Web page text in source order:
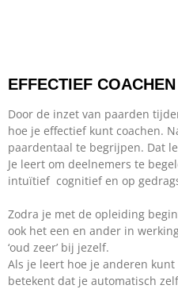
EFFECTIEF
Door de inzet van paarden
hoe je effectief kunt coachen.
paardentaal te begrijpen. Dat
Je leert om deelnemers te
intuïtief cognitief en op
Zodra je met de opleiding
ook het een en ander in
‘oud zeer’ bij jezelf.
Als je leert hoe je anderen
betekent dat je automatisch